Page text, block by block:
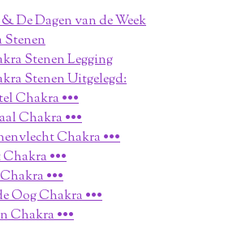
De Dagen van de Week
Stenen Legging
Stenen Uitgelegd:
Chakra •••
Chakra •••
Chakra •••
•••
•••
Oog Chakra •••
Chakra •••